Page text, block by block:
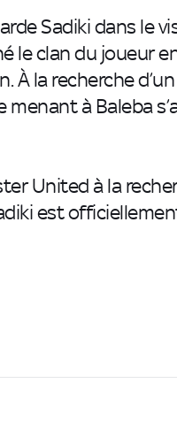
Sadiki dans le
le clan du joueur
À la recherche
à Baleba
United à la
est